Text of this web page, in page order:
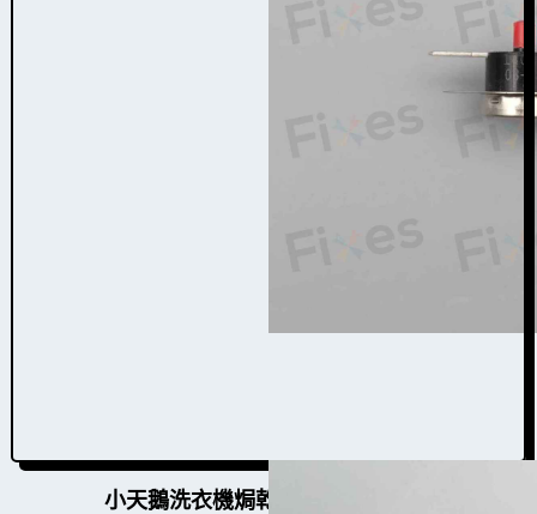
小天鵝洗衣機焗乾感溫掣W022008